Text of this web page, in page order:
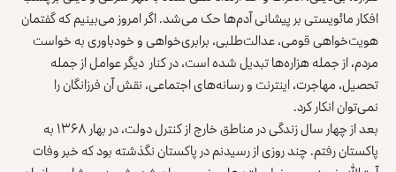
افکار مائویستی بر پیشانی آدم‌ها حک می‌شد. اگر امروز می‌بینیم که گفتمان
هویت‌خواهی قومی، عدالت‌طلبی، برابری‌خواهی و خود‌باوری به‌ خواست
مردم، از جمله هزاره‌ها تبدیل شده است، در کنار دیگر عوامل از جمله
تحصیل، مهاجرت، اینترنت ‌و رسانه‌های اجتماعی، نقش آن فرزانگان را
نمی‌توان انکار کرد.
بعد از چهار سال زندگی در مناطق خارج از کنترل دولت، در بهار ۱۳۶۸ به
پاکستان رفتم. چند روزی از رسیدنم در پاکستان نگذشته بود که خبر وفات